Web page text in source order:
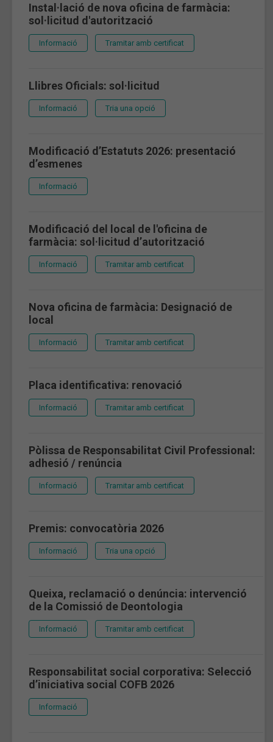
Instal·lació de nova oficina de farmàcia:
sol·licitud d'autorització
Informació Tramitar amb certificat
Llibres Oficials: sol·licitud
Informació Tria una opció
Modificació d’Estatuts 2026: presentació
d’esmenes
Informació
Modificació del local de l'oficina de
farmàcia: sol·licitud d’autorització
Informació Tramitar amb certificat
Nova oficina de farmàcia: Designació de
local
Informació Tramitar amb certificat
Placa identificativa: renovació
Informació Tramitar amb certificat
Pòlissa de Responsabilitat Civil Professional:
adhesió / renúncia
Informació Tramitar amb certificat
Premis: convocatòria 2026
Informació Tria una opció
Queixa, reclamació o denúncia: intervenció
de la Comissió de Deontologia
Informació Tramitar amb certificat
Responsabilitat social corporativa: Selecció
d’iniciativa social COFB 2026
Informació